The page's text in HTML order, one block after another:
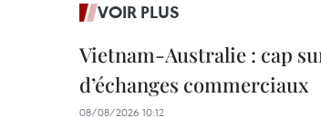
VOIR PLUS
Vietnam-Australie : cap
d’échanges commerciaux
08/08/2026 10:12